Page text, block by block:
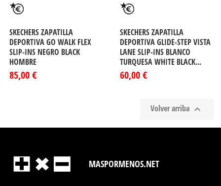
SKECHERS ZAPATILLA
DEPORTIVA GO WALK FLEX
SLIP-INS NEGRO BLACK
HOMBRE
85,00 €
SKECHERS ZAPATILLA
DEPORTIVA GLIDE-STEP VISTA
LANE SLIP-INS BLANCO
TURQUESA WHITE BLACK...
60,00 €
Volver arriba 
MASPORMENOS.NET